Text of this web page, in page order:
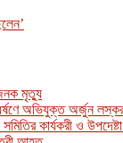
মৃত্যু
অভিযুক্ত অর্জুন
সমিতির কার্যকরী ও